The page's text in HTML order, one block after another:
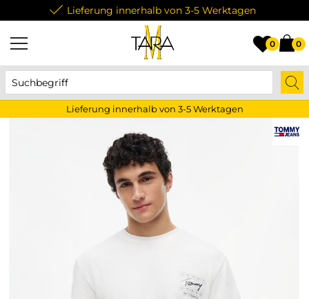
Lieferung innerhalb von 3-5 Werktagen
0 0
Lieferung innerhalb von 3-5 Werktagen